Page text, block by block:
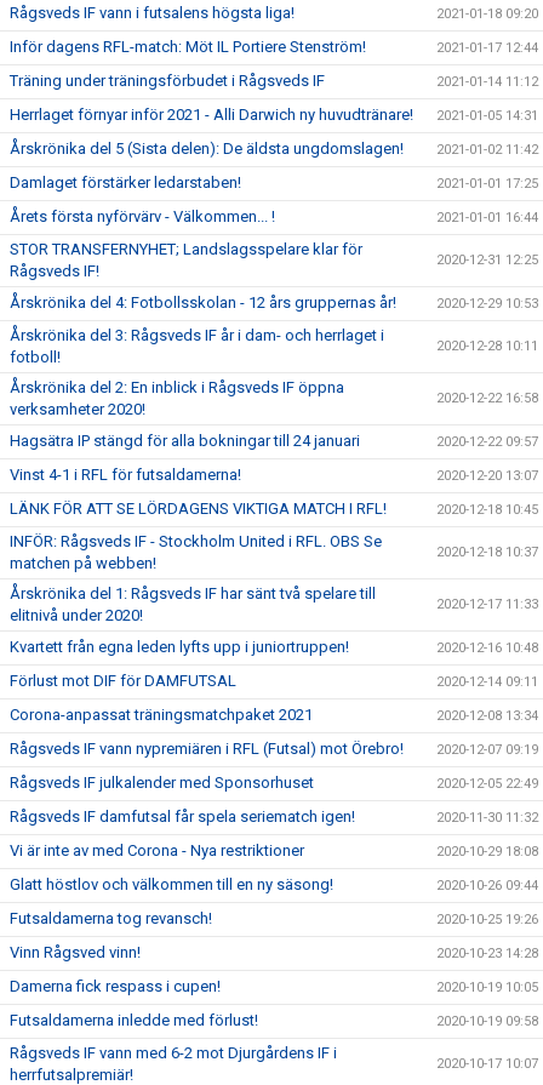
Rågsveds IF vann i futsalens högsta liga! 2021-01-18 09:20
Inför dagens RFL-match: Möt IL Portiere Stenström! 2021-01-17 12:44
Träning under träningsförbudet i Rågsveds IF 2021-01-14 11:12
Herrlaget förnyar inför 2021 - Alli Darwich ny huvudtränare! 2021-01-05 14:31
Årskrönika del 5 (Sista delen): De äldsta ungdomslagen! 2021-01-02 11:42
Damlaget förstärker ledarstaben! 2021-01-01 17:25
Årets första nyförvärv - Välkommen... ! 2021-01-01 16:44
STOR TRANSFERNYHET; Landslagsspelare klar för
Rågsveds IF!
2020-12-31 12:25
Årskrönika del 4: Fotbollsskolan - 12 års gruppernas år! 2020-12-29 10:53
Årskrönika del 3: Rågsveds IF år i dam- och herrlaget i
fotboll!
2020-12-28 10:11
Årskrönika del 2: En inblick i Rågsveds IF öppna
verksamheter 2020!
2020-12-22 16:58
Hagsätra IP stängd för alla bokningar till 24 januari 2020-12-22 09:57
Vinst 4-1 i RFL för futsaldamerna! 2020-12-20 13:07
LÄNK FÖR ATT SE LÖRDAGENS VIKTIGA MATCH I RFL! 2020-12-18 10:45
INFÖR: Rågsveds IF - Stockholm United i RFL. OBS Se
matchen på webben!
2020-12-18 10:37
Årskrönika del 1: Rågsveds IF har sänt två spelare till
elitnivå under 2020!
2020-12-17 11:33
Kvartett från egna leden lyfts upp i juniortruppen! 2020-12-16 10:48
Förlust mot DIF för DAMFUTSAL 2020-12-14 09:11
Corona-anpassat träningsmatchpaket 2021 2020-12-08 13:34
Rågsveds IF vann nypremiären i RFL (Futsal) mot Örebro! 2020-12-07 09:19
Rågsveds IF julkalender med Sponsorhuset 2020-12-05 22:49
Rågsveds IF damfutsal får spela seriematch igen! 2020-11-30 11:32
Vi är inte av med Corona - Nya restriktioner 2020-10-29 18:08
Glatt höstlov och välkommen till en ny säsong! 2020-10-26 09:44
Futsaldamerna tog revansch! 2020-10-25 19:26
Vinn Rågsved vinn! 2020-10-23 14:28
Damerna fick respass i cupen! 2020-10-19 10:05
Futsaldamerna inledde med förlust! 2020-10-19 09:58
Rågsveds IF vann med 6-2 mot Djurgårdens IF i
herrfutsalpremiär!
2020-10-17 10:07